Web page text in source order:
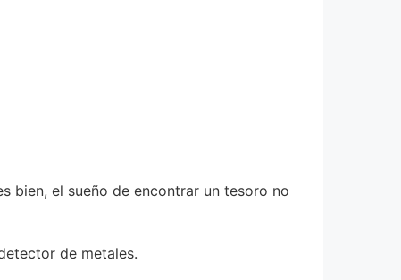
bien, el sueño de encontrar un tesoro no
de metales.